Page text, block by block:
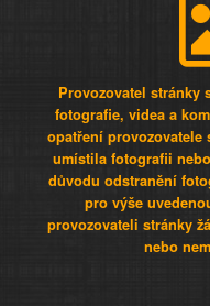
Provozovatel stránky
fotografie, videa a
opatření provozovatele
umístila fotografii
důvodu odstranění
pro výše
provozovateli stránky
nebo